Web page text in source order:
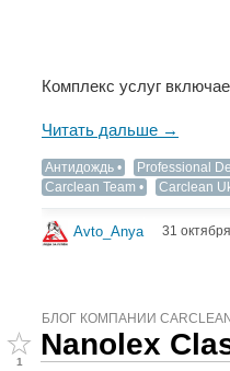
Комплекс услуг
Читать дальше →
Антидождь Professional
Carclean Team
Carclean
Avto_Anya 31
БЛОГ КОМПАНИИ
1
Nanolex